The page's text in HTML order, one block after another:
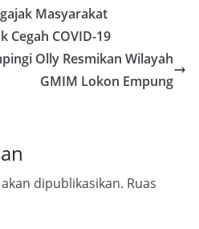
Masyarakat
Cegah COVID-19
Olly Resmikan Wilayah
GMIM Lokon Empung
dipublikasikan. Ruas